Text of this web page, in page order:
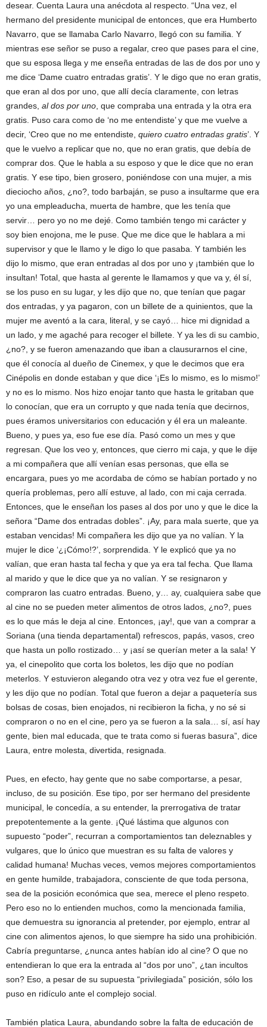
desear. Cuenta Laura una anécdota al respecto. “Una vez, el
hermano del presidente municipal de entonces, que era Humberto
Navarro, que se llamaba Carlo Navarro, llegó con su familia. Y
mientras ese señor se puso a regalar, creo que pases para el cine,
que su esposa llega y me enseña entradas de las de dos por uno y
me dice ‘Dame cuatro entradas gratis’. Y le digo que no eran gratis,
que eran al dos por uno, que allí decía claramente, con letras
grandes, al dos por uno , que compraba una entrada y la otra era
gratis. Puso cara como de ‘no me entendiste’ y que me vuelve a
decir, ‘Creo que no me entendiste, quiero cuatro entradas gratis’. Y
que le vuelvo a replicar que no, que no eran gratis, que debía de
comprar dos. Que le habla a su esposo y que le dice que no eran
gratis. Y ese tipo, bien grosero, poniéndose con una mujer, a mis
dieciocho años, ¿no?, todo barbaján, se puso a insultarme que era
yo una empleaducha, muerta de hambre, que les tenía que
servir… pero yo no me dejé. Como también tengo mi carácter y
soy bien enojona, me le puse. Que me dice que le hablara a mi
supervisor y que le llamo y le digo lo que pasaba. Y también les
dijo lo mismo, que eran entradas al dos por uno y ¡también que lo
insultan! Total, que hasta al gerente le llamamos y que va y, él sí,
se los puso en su lugar, y les dijo que no, que tenían que pagar
dos entradas, y ya pagaron, con un billete de a quinientos, que la
mujer me aventó a la cara, literal, y se cayó… hice mi dignidad a
un lado, y me agaché para recoger el billete. Y ya les di su cambio,
¿no?, y se fueron amenazando que iban a clausurarnos el cine,
que él conocía al dueño de Cinemex, y que le decimos que era
Cinépolis en donde estaban y que dice ‘¡Es lo mismo, es lo mismo!’
y no es lo mismo. Nos hizo enojar tanto que hasta le gritaban que
lo conocían, que era un corrupto y que nada tenía que decirnos,
pues éramos universitarios con educación y él era un maleante.
Bueno, y pues ya, eso fue ese día. Pasó como un mes y que
regresan. Que los veo y, entonces, que cierro mi caja, y que le dije
a mi compañera que allí venían esas personas, que ella se
encargara, pues yo me acordaba de cómo se habían portado y no
quería problemas, pero allí estuve, al lado, con mi caja cerrada.
Entonces, que le enseñan los pases al dos por uno y que le dice la
señora “Dame dos entradas dobles”. ¡Ay, para mala suerte, que ya
estaban vencidas! Mi compañera les dijo que ya no valían. Y la
mujer le dice ‘¿¡Cómo!?’, sorprendida. Y le explicó que ya no
valían, que eran hasta tal fecha y que ya era tal fecha. Que llama
al marido y que le dice que ya no valían. Y se resignaron y
compraron las cuatro entradas. Bueno, y… ay, cualquiera sabe que
al cine no se pueden meter alimentos de otros lados, ¿no?, pues
es lo que más le deja al cine. Entonces, ¡ay!, que van a comprar a
Soriana (una tienda departamental) refrescos, papás, vasos, creo
que hasta un pollo rostizado… y ¡así se querían meter a la sala! Y
ya, el cinepolito que corta los boletos, les dijo que no podían
meterlos. Y estuvieron alegando otra vez y otra vez fue el gerente,
y les dijo que no podían. Total que fueron a dejar a paquetería sus
bolsas de cosas, bien enojados, ni recibieron la ficha, y no sé si
compraron o no en el cine, pero ya se fueron a la sala… sí, así hay
gente, bien mal educada, que te trata como si fueras basura”, dice
Laura, entre molesta, divertida, resignada.
Pues, en efecto, hay gente que no sabe comportarse, a pesar,
incluso, de su posición. Ese tipo, por ser hermano del presidente
municipal, le concedía, a su entender, la prerrogativa de tratar
prepotentemente a la gente. ¡Qué lástima que algunos con
supuesto “poder”, recurran a comportamientos tan deleznables y
vulgares, que lo único que muestran es su falta de valores y
calidad humana! Muchas veces, vemos mejores comportamientos
en gente humilde, trabajadora, consciente de que toda persona,
sea de la posición económica que sea, merece el pleno respeto.
Pero eso no lo entienden muchos, como la mencionada familia,
que demuestra su ignorancia al pretender, por ejemplo, entrar al
cine con alimentos ajenos, lo que siempre ha sido una prohibición.
Cabría preguntarse, ¿nunca antes habían ido al cine? O que no
entendieran lo que era la entrada al “dos por uno”, ¿tan incultos
son? Eso, a pesar de su supuesta “privilegiada” posición, sólo los
puso en ridículo ante el complejo social.
También platica Laura, abundando sobre la falta de educación de